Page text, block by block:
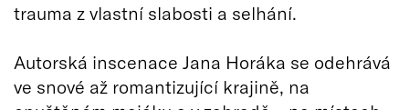
trauma z vlastní slabosti a selhání.
Autorská inscenace Jana Horáka se odehrává
ve snové až romantizující krajině, na